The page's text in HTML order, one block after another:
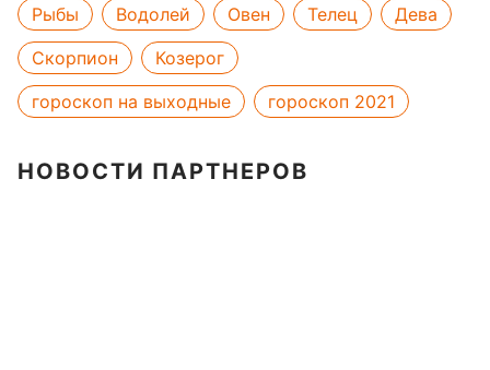
Рыбы
Водолей Овен Телец
Дева
Скорпион
Козерог
гороскоп на выходные
гороскоп 2021
НОВОСТИ ПАРТНЕРОВ